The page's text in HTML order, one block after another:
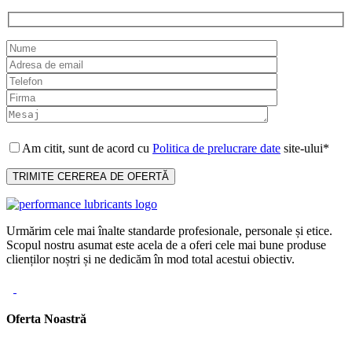
Am citit, sunt de acord cu Politica de prelucrare date site-ului*
Urmărim cele mai înalte standarde profesionale, personale și etice.
Scopul nostru asumat este acela de a oferi cele mai bune produse
clienților noștri și ne dedicăm în mod total acestui obiectiv.
Oferta Noastră